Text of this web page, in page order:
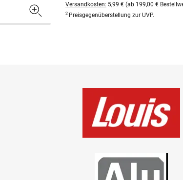
Versandkosten: 5,99 € (ab 199,00 €
2 Preisgegenüberstellung zur UVP.